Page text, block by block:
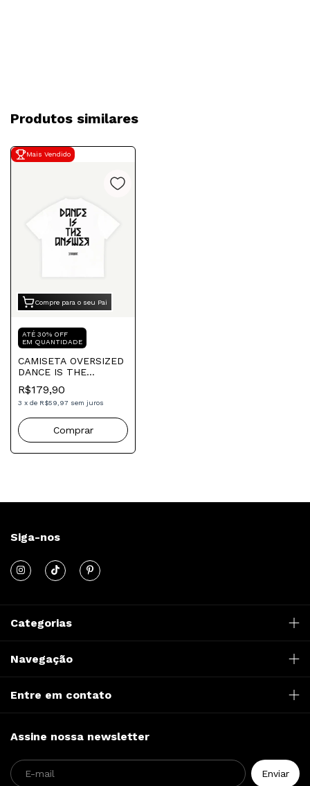
Produtos similares
Mais Vendido
Compre para o seu Pai
ATÉ 30% OFF
EM QUANTIDADE
CAMISETA OVERSIZED
DANCE IS THE
ANSWER WHITE
R$179,90
3 x de R$59,97 sem juros
Comprar
Siga-nos
Categorias
Navegação
Entre em contato
Assine nossa newsletter